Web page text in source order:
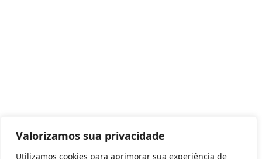
Valorizamos sua privacidade
Utilizamos cookies para aprimorar sua experiência de